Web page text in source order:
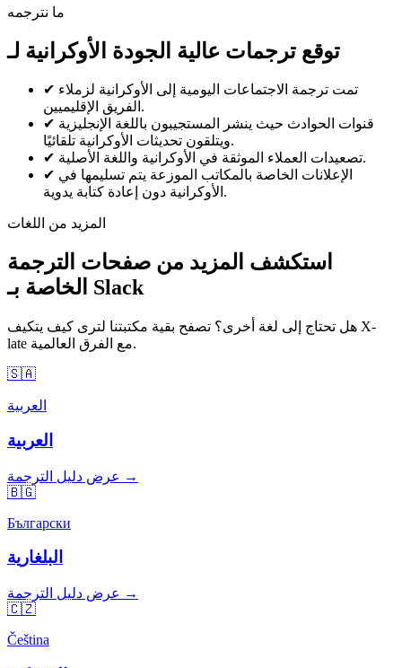
ما نترجمه
توقع ترجمات عالية الجودة الأوكرانية لـ
✔ تمت ترجمة الاجتماعات اليومية إلى الأوكرانية لزملاء
الفريق الإقليميين.
✔ قنوات الحوادث حيث ينشر المستجيبون باللغة الإنجليزية
ويتلقون تحديثات الأوكرانية تلقائيًا.
✔
تصعيدات العملاء الموثقة في الأوكرانية واللغة الأصلية.
✔ الإعلانات الخاصة بالمكاتب الموزعة يتم تسليمها في
الأوكرانية دون إعادة كتابة يدوية.
المزيد من اللغات
استكشف المزيد من صفحات الترجمة
الخاصة بـ Slack
هل تحتاج إلى لغة أخرى؟ تصفح بقية مكتبتنا لترى كيف يتكيف X-
late مع الفرق العالمية.
🇸🇦
العربية
العربية
عرض دليل الترجمة →
🇧🇬
Български
البلغارية
عرض دليل الترجمة →
🇨🇿
Čeština